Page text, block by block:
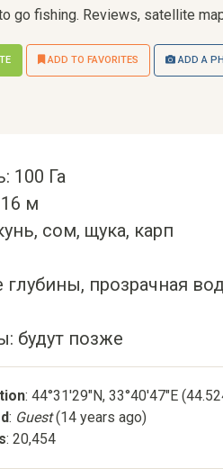
go fishing. Reviews, satellite
ADD TO FAVORITES ADD A
100 Га
м
сом, щука, карп
прозрачная
будут позже
: 44°31'29"N, 33°40'47"E
: Guest(14 years ago)
: 20,454